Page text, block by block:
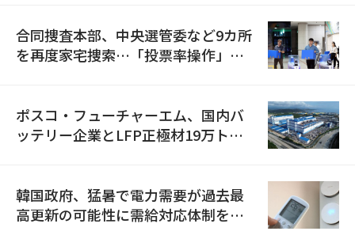
合同捜査本部、中央選管委など9カ所
を再度家宅捜索…「投票率操作」の
ポスコ・フューチャーエム、国内バ
ッテリー企業とLFP正極材19万トン
韓国政府、猛暑で電力需要が過去最
高更新の可能性に需給対応体制を点